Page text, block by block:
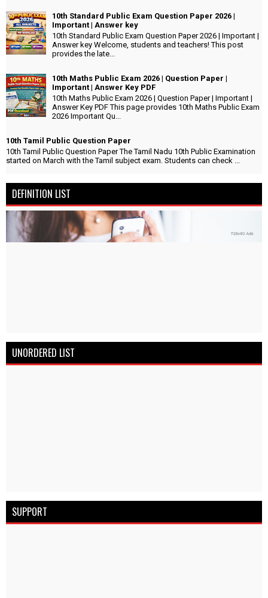
10th Standard Public Exam Question Paper 2026 |
Important | Answer key
10th Standard Public Exam Question Paper 2026 | Important |
Answer key Welcome, students and teachers! This post
provides the late...
10th Maths Public Exam 2026 | Question Paper |
Important | Answer Key PDF
10th Maths Public Exam 2026 | Question Paper | Important |
Answer Key PDF This page provides 10th Maths Public Exam
2026 Important Qu...
10th Tamil Public Question Paper
10th Tamil Public Question Paper The Tamil Nadu 10th Public Examination
started on March with the Tamil subject exam. Students can check ...
DEFINITION LIST
UNORDERED LIST
SUPPORT